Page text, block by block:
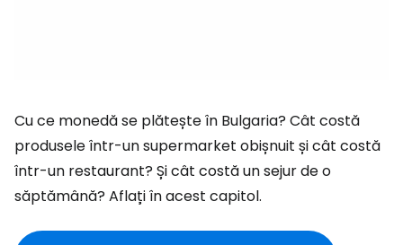
Cu ce monedă se plătește în Bulgaria? Cât costă
produsele într-un supermarket obișnuit și cât costă
într-un restaurant? Și cât costă un sejur de o
săptămână? Aflați în acest capitol.